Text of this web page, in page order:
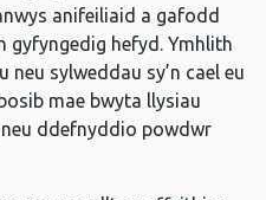
anifeiliaid a gafodd
gyfyngedig hefyd. Ymhlith
neu sylweddau sy’n cael eu
mae bwyta llysiau
ddefnyddio powdwr